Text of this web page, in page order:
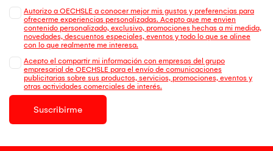
Autorizo a OECHSLE a conocer mejor mis gustos y preferencias para
ofrecerme experiencias personalizadas. Acepto que me envien
contenido personalizado, exclusivo, promociones hechas a mi medida,
novedades, descuentos especiales, eventos y todo lo que se alinee
con lo que realmente me interesa.
Acepto el compartir mi información con empresas del grupo
empresarial de OECHSLE para el envío de comunicaciones
publicitarias sobre sus productos, servicios, promociones, eventos y
otras actividades comerciales de interés.
Suscribirme